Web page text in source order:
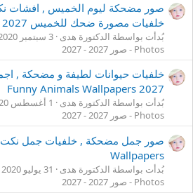
صور مضحكة ليوم الخميس , افشات
خلفيات مصورة ضحك للخميس 2027
بُدأت بواسطة الدكتورة هدى 3 سبتمبر 2020
Photos - صور 2027 - 2027
خلفيات حيوانات لطيفة و مضحكة ,
2027 Funny Animals Wallpapers
بُدأت بواسطة الدكتورة هدى 1 أغسطس 2020
Photos - صور 2027 - 2027
Wallpapers
بُدأت بواسطة الدكتورة هدى 31 يوليو 2020
Photos - صور 2027 - 2027